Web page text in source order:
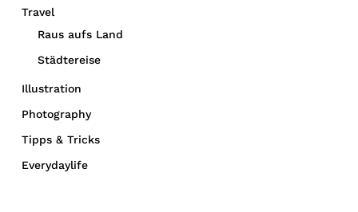
Travel
Raus aufs Land
Städtereise
Illustration
Photography
Tipps & Tricks
Everydaylife